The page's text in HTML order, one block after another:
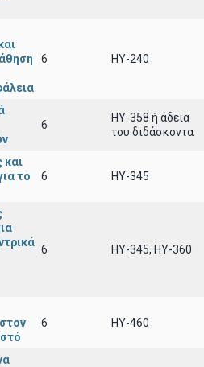
6 ΗΥ-240
6
ΗΥ-358 ή άδεια
του διδάσκοντα
και
το
6 HY-345
6 ΗΥ-345, ΗΥ-360
6 ΗΥ-460